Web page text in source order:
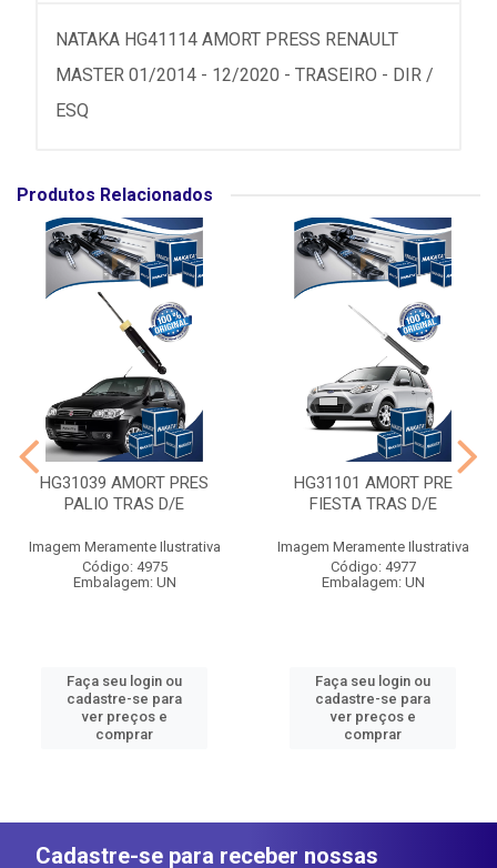
NATAKA HG41114 AMORT PRESS RENAULT
MASTER 01/2014 - 12/2020 - TRASEIRO - DIR /
ESQ
Produtos Relacionados
HG31039 AMORT PRES
PALIO TRAS D/E
Imagem Meramente Ilustrativa
Código: 4975
Embalagem: UN
Faça seu login ou
cadastre-se para
ver preços e
comprar
HG31101 AMORT PRE
FIESTA TRAS D/E
Imagem Meramente Ilustrativa
Código: 4977
Embalagem: UN
Faça seu login ou
cadastre-se para
ver preços e
comprar
Cadastre-se para receber nossas